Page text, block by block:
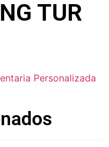
TUR
Personalizada